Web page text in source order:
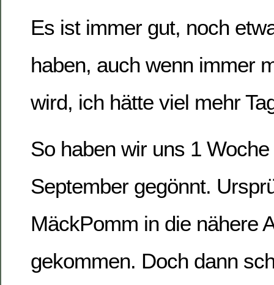
Es ist immer gut, noch
haben, auch wenn immer
wird, ich hätte viel mehr
So haben wir uns 1
September gegönnt.
MäckPomm in die nähere
gekommen. Doch dann